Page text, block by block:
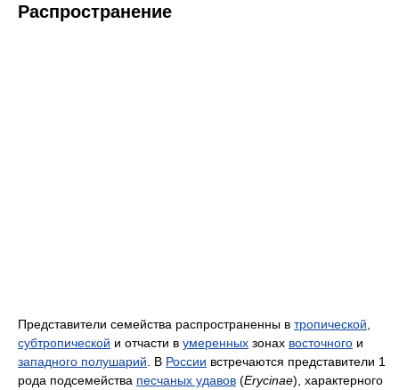
Распространение
Представители семейства распространенны в тропической
субтропической и отчасти в умеренных зонах восточного и
западного полушарий . В России встречаются представители 1
рода подсемейства песчаных удавов (Erycinae), характерного